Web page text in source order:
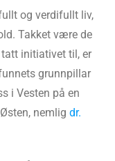
og verdifullt liv,
Takket være de
tatt initiativet til, er
grunnpillar
i Vesten på en
nemlig dr.